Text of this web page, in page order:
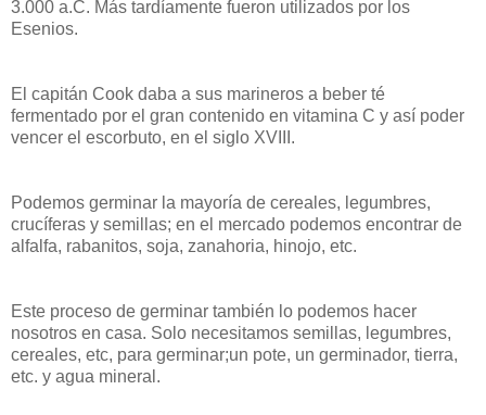
3.000 a.C. Más tardíamente fueron utilizados por los
Esenios.
El capitán Cook daba a sus marineros a beber té
fermentado por el gran contenido en vitamina C y así poder
vencer el escorbuto, en el siglo XVIII.
Podemos germinar la mayoría de cereales, legumbres,
crucíferas y semillas; en el mercado podemos encontrar de
alfalfa, rabanitos, soja, zanahoria, hinojo, etc.
Este proceso de germinar también lo podemos hacer
nosotros en casa. Solo necesitamos semillas, legumbres,
cereales, etc, para germinar;un pote, un germinador, tierra,
etc. y agua mineral.